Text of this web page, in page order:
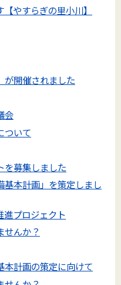
やすらぎの里小川】
が開催されました
会
ついて
を募集しました
基本計画」を策定しまし
進プロジェクト
せんか？
本計画の策定に向けて